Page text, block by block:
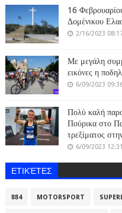
16
Δομένικου
2/16/2023
Με μεγάλη
εικόνες η
6/09/2023
Πολύ καλή
Πούρικα στο
τρεξίματος
6/09/2023
ΕΤΙΚΈΤΕΣ
884 MOTORSPORT